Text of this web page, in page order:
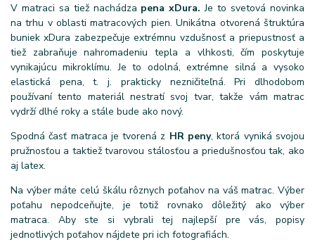
V matraci sa tiež nachádza pena xDura. Je to svetová novinka
na trhu v oblasti matracových pien. Unikátna otvorená štruktúra
buniek xDura zabezpečuje extrémnu vzdušnosť a priepustnosť a
tiež zabraňuje nahromadeniu tepla a vlhkosti, čím poskytuje
vynikajúcu mikroklímu. Je to odolná, extrémne silná a vysoko
elastická pena, t. j. prakticky nezničiteľná. Pri dlhodobom
používaní tento materiál nestratí svoj tvar, takže vám matrac
vydrží dlhé roky a stále bude ako nový.
Spodná časť matraca je tvorená z HR peny, ktorá vyniká svojou
pružnosťou a taktiež tvarovou stálosťou a priedušnosťou tak, ako
aj latex.
Na výber máte celú škálu rôznych poťahov na váš matrac. Výber
poťahu nepodceňujte, je totiž rovnako dôležitý ako výber
matraca. Aby ste si vybrali tej najlepší pre vás, popisy
jednotlivých poťahov nájdete pri ich fotografiách.